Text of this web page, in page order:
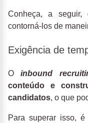
Conheça, a seguir,
contorná-los de
Exigência de
O inbound
conteúdo e
candidatos, o que
Para superar isso, é